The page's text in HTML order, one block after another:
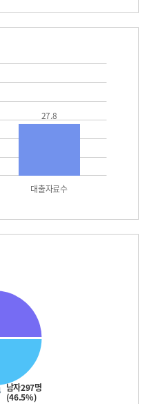
대출자료수
27.8
남자297명
(46.5%)